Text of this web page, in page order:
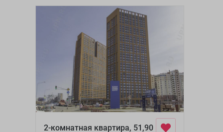
2-комнатная квартира, 51,90